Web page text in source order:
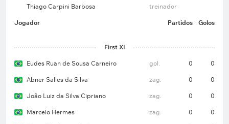
Thiago Carpini Barbosa treinador
Jogador Partidos Golos
First XI
Eudes Ruan de Sousa Carneiro gol. 0 0
Abner Salles da Silva zag. 0 0
João Luiz da Silva Cipriano zag. 0 0
Marcelo Hermes zag. 0 0